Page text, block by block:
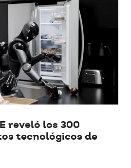
reveló los 300
tecnológicos de